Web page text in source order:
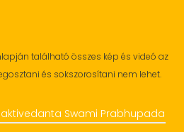
található összes kép és videó az
és sokszorosítani nem lehet.
Swami Prabhupada